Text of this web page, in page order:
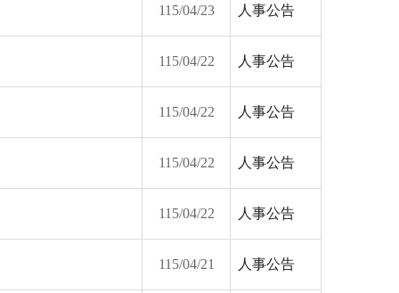
115/04/23 人事公告
115/04/22 人事公告
115/04/22 人事公告
115/04/22 人事公告
115/04/22 人事公告
115/04/21 人事公告